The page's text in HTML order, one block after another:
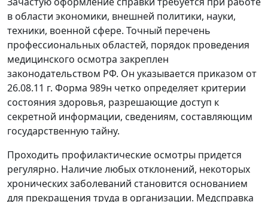
в области экономики, внешней политики, науки,
техники, военной сфере. Точный перечень
профессиональных областей, порядок проведения
медицинского осмотра закреплен
законодательством РФ. Он указывается приказом от
26.08.11 г. Форма 989н четко определяет критерии
состояния здоровья, разрешающиедоступ к
секретной информации, сведениям, составляющим
государственную тайну.
Проходить профилактические осмотры придется
регулярно. Наличие любых отклонений, некоторых
хронических заболеваний становится основанием
для прекращения труда в организации. Медсправка